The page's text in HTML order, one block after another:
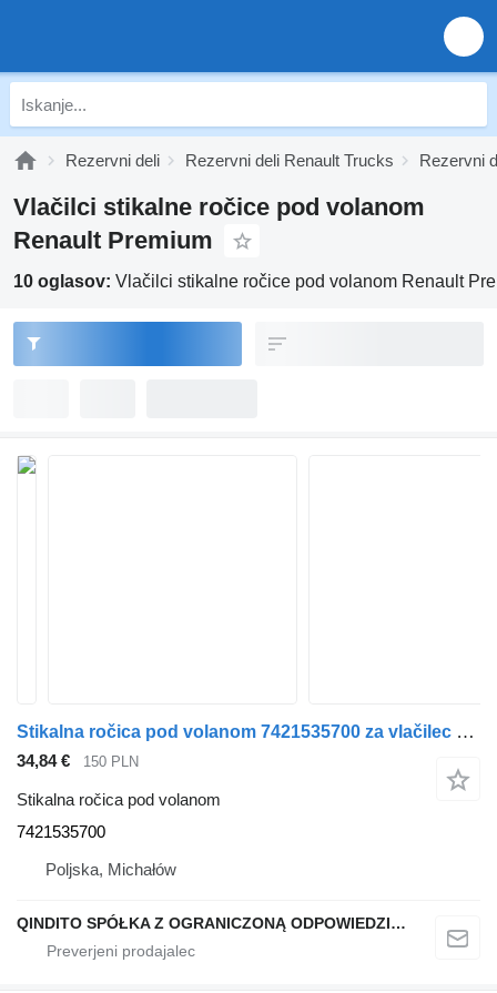
Rezervni deli Rezervni deli Renault Trucks Rezervni
Vlačilci stikalne ročice pod volanom
Renault Premium
10 oglasov: Vlačilci stikalne ročice pod volanom Renault
Stikalna ročica pod volanom 7421535700 za vlačilec Renault Premium
34,84 € 150 PLN
Stikalna ročica pod volanom
7421535700
Poljska, Michałów
QINDITO SPÓŁKA Z OGRANICZONĄ ODPOWIEDZIALNOŚCIĄ